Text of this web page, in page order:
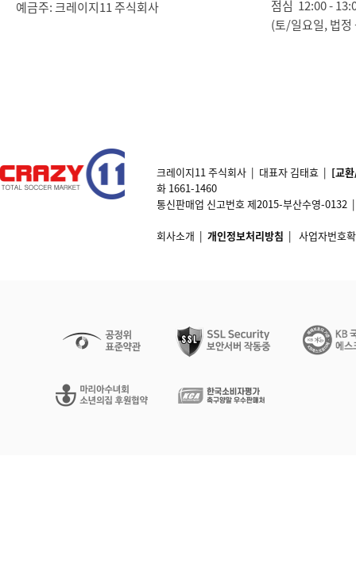
예금주: 크레이지11 주식회사
점심 12:00 -
(토/일요일, 법정
크레이지11 주식회사 | 대표자 김태효 | [교
화 1661-1460
통신판매업 신고번호 제2015-부산수영-
회사소개 | 개인정보처리방침 | 사업자번호